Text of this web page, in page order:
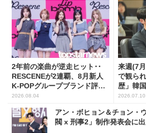
2年前の楽曲が逆走ヒット･･
RESCENEが2連覇、8月新人
K-POPグループブランド評判
トップ5
2026.08.04
来週(7
で観ら
歴」韓
2026.07.10
アン・ボヒョン＆チョン・
閥 x 刑事2」制作発表会に